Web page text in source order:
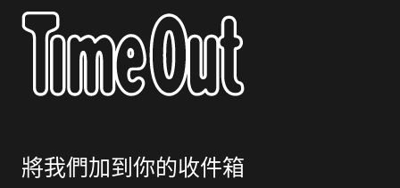
將我們加到你的收件箱